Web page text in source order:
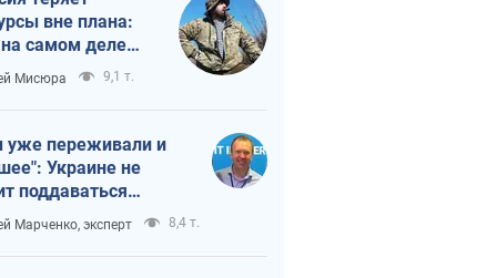
вне плана:
самом деле
темп войны
Мисюра 9,1 т.
переживали и
Украине не
поддаваться
из-за
террора
Марченко, эксперт 8,4 т.